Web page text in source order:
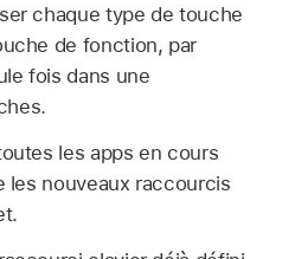
chaque type de touche
de fonction, par
fois dans une
les apps en cours
les nouveaux raccourcis